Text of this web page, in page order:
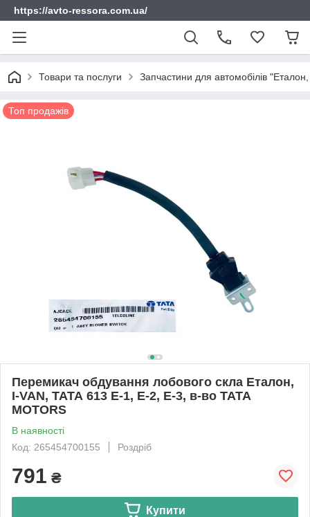
https://avto-ressora.com.ua/
Товари та послуги Запчастини для автомобілів
Топ продажів
Перемикач обдування лобового скла Еталон,
I-VAN, ТАТА 613 E-1, E-2, E-3, в-во TATA
MOTORS
В наявності
Код: 265454700155
Роздріб
791 ₴
Купити